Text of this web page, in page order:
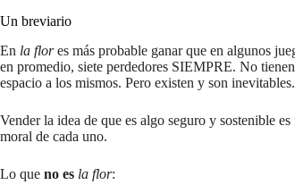
Un breviario
En la flores más probable ganar que en algunos
en promedio, siete perdedores SIEMPRE. No
espacio a los mismos. Pero existen y son inevitables.
Vender la idea de que es algo seguro y sostenible
moral de cada uno.
Lo que no es la flor: